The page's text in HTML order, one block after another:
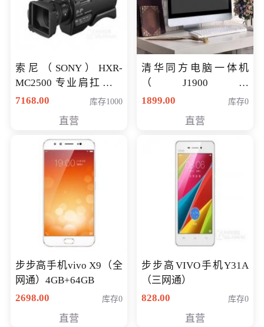
索尼（SONY）HXR-
MC2500 专业肩扛式存
储卡全高清摄录一体机
清入门级摄像机
7168.00 库存1000
直营
清华同方电脑一体机
（J1900四
核/4G/120G0.8CM厚度
1899.00 库存0
直营
步步高手机vivo X9（全
网通）4GB+64GB
2698.00
库存0
直营
步步高VIVO手机Y31A
（三网通）
828.00
库存0
直营